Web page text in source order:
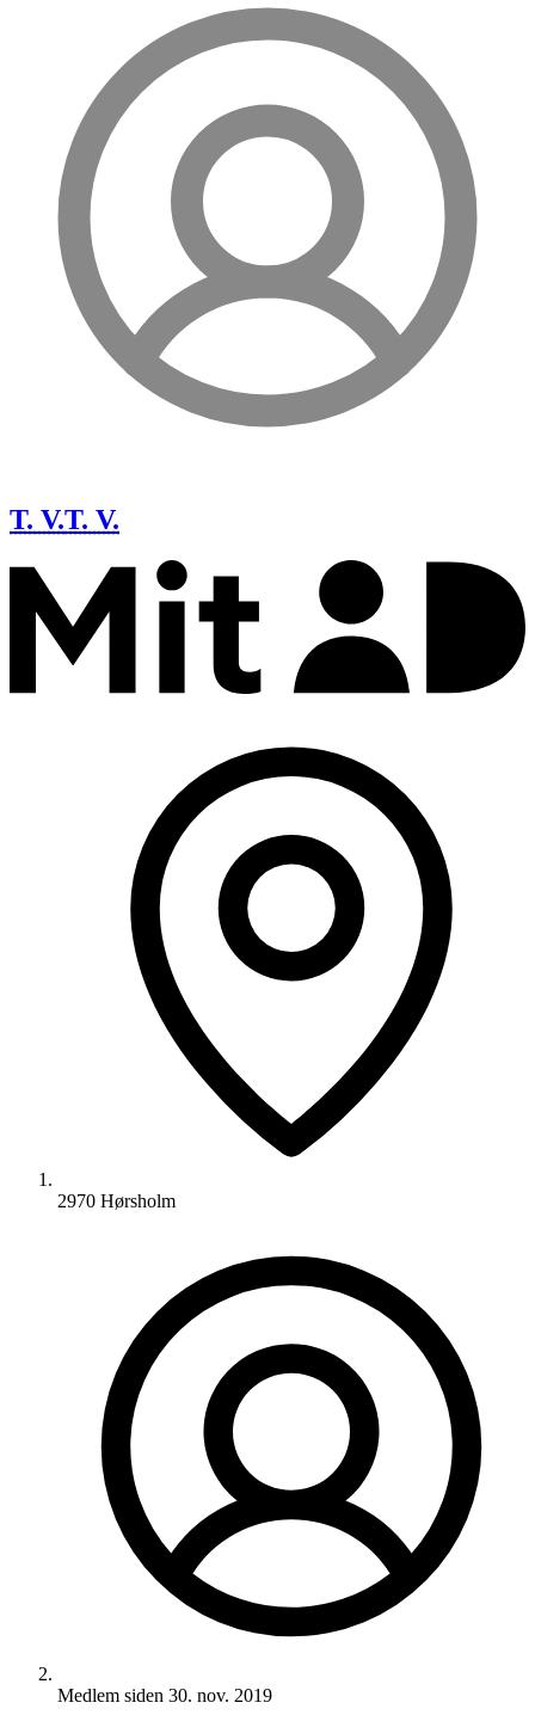
T. V.T. V.
2970 Hørsholm
Medlem siden 30. nov. 2019